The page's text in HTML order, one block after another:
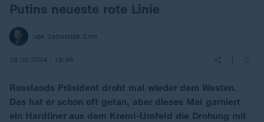
:Putins neueste rote Linie
von Sebastian Ehm
13.09.2024 | 18:48
Russlands Präsident droht mal wieder dem Westen.
Das hat er schon oft getan, aber dieses Mal garniert
ein Hardliner aus dem Kreml-Umfeld die Drohung mit